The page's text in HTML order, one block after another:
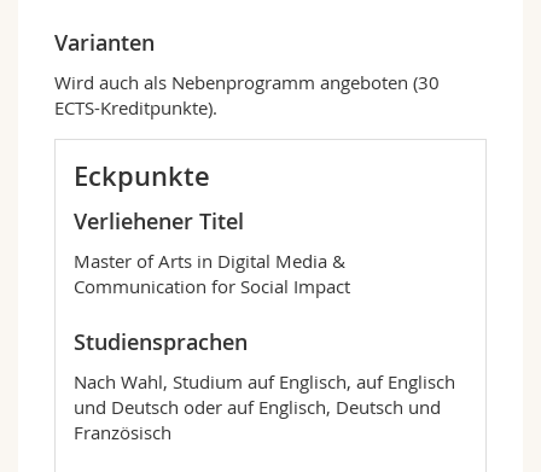
und Kommunikationspraxis – umgesetzt in
innovativen Forschungs- und
Transferprojekten.
Communication for Social Impact» verbindet
Lehrformen.
Inhaltlichfokussiert das Masterprogramm
darauf, wie Medien und Kommunikation für
können. Dabei besteht das Angebot aus sechs
Modulen:
Core Topics: Demokratie, Medien und
Technologie; Strategische Kommunikation;
Varianten
Wird auch als Nebenprogramm angeboten (30
ECTS-Kreditpunkte).
Eckpunkte
Verliehener Titel
Master of Arts in Digital Media &
Communication for Social Impact
Studiensprachen
Nach Wahl, Studium auf Englisch, auf Englisch
und Deutsch oder auf Englisch, Deutsch und
Französisch